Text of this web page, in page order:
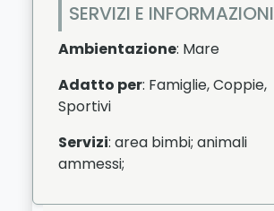
SERVIZI E INFORMAZIONI
Ambientazione: Mare
Adatto per: Famiglie, Coppie,
Sportivi
Servizi: area bimbi; animali
ammessi;